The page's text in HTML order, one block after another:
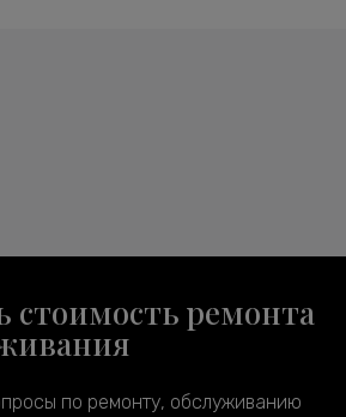
стоимость ремонта
по ремонту, обслуживанию